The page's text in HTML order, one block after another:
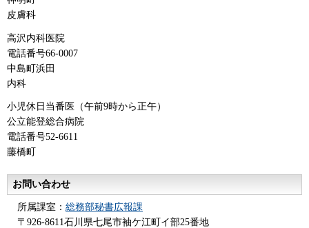
皮膚科
高沢内科医院
電話番号66-0007
中島町浜田
内科
小児休日当番医（午前9時から正午）
公立能登総合病院
電話番号52-6611
藤橋町
お問い合わせ
所属課室： 総務部秘書広報課
〒926-8611石川県七尾市袖ケ江町イ部25番地